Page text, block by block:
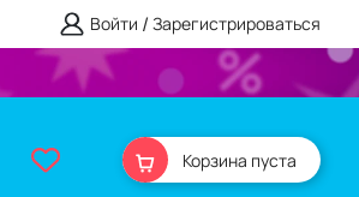
Войти / Зарегистрироваться
Корзина пуста